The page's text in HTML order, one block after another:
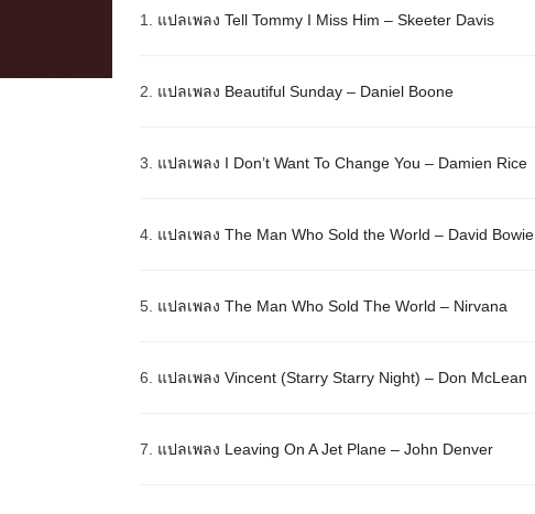
1. แปลเพลง Tell Tommy I Miss Him – Skeeter Davis
2. แปลเพลง Beautiful Sunday – Daniel Boone
3. แปลเพลง I Don’t Want To Change You – Damien Rice
4. แปลเพลง The Man Who Sold the World – David Bowie
5. แปลเพลง The Man Who Sold The World – Nirvana
6. แปลเพลง Vincent (Starry Starry Night) – Don McLean
7. แปลเพลง Leaving On A Jet Plane – John Denver